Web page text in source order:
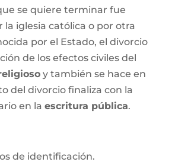
se quiere terminar fue
la iglesia católica o por otra
por el Estado, el divorcio
de los efectos civiles del
y también se hace en
del divorcio finaliza con la
en la escritura pública.
de identificación.